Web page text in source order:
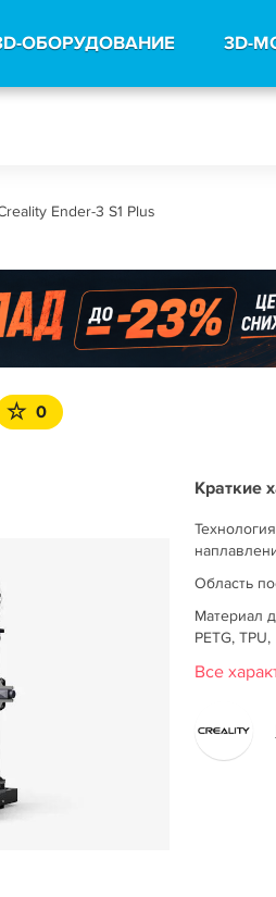
ОБОРУДОВАНИЕ 3D-
Ender-3 S1 Plus
0
Краткие
Область
Материал
PETG, TPU,
Все